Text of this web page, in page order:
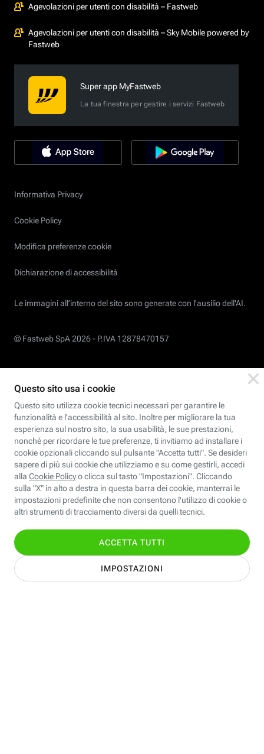
Agevolazioni per utenti con disabilità – Fastweb
Agevolazioni per utenti con disabilità – Sky Mobile powered by
Fastweb
Super app MyFastweb
La tua finestra per gestire i servizi Fastweb
Informativa Privacy
Cookie Policy
Modifica preferenze cookie
Dichiarazione di accessibilità
Le immagini all’interno del sito sono generate con l'ausilio dell'AI.
© Fastweb SpA 2026 - P.IVA 12878470157